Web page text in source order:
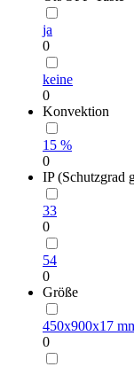
ja
0
keine
0
Konvektion
15 %
0
IP (Schutzgrad
33
0
54
0
Größe
450х900х17
0